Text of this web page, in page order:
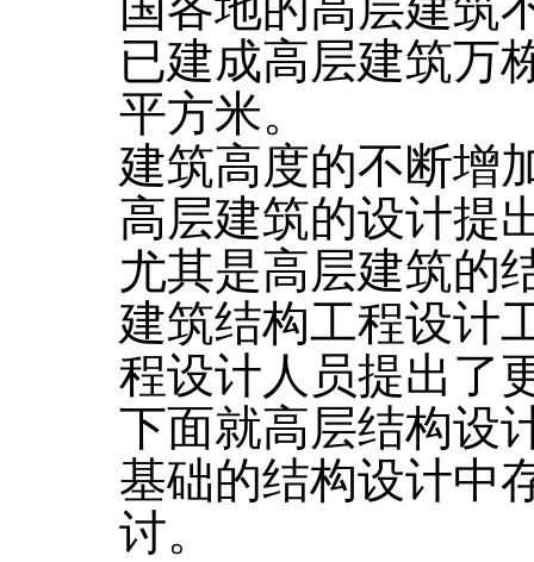
已建成高层建筑万
平方米。
建筑高度的不断增
高层建筑的设计提
尤其是高层建筑的
建筑结构工程设计
程设计人员提出了
下面就高层结构设
基础的结构设计中
讨。